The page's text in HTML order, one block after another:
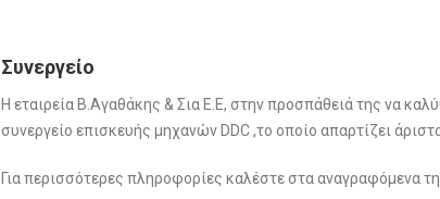
Συνεργείο
H εταιρεία Β.Αγαθάκης & Σια Ε.Ε, στην προσπάθειά της να
συνεργείο επισκευής μηχανών DDC ,το οποίο απαρτίζει
Για περισσότερες πληροφορίες καλέστε στα αναγραφόμενα